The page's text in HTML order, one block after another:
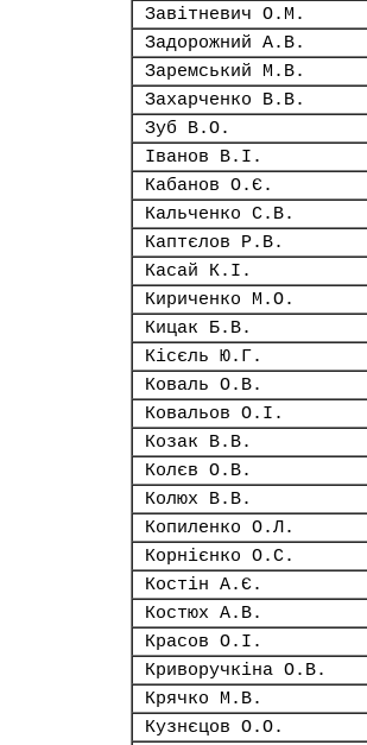
Завітневич О.М.
Задорожний А.В.
Заремський М.В.
Захарченко В.В.
Зуб В.О.
Іванов В.І.
Кабанов О.Є.
Кальченко С.В.
Каптєлов Р.В.
Касай К.І.
Кириченко М.О.
Кицак Б.В.
Кісєль Ю.Г.
Коваль О.В.
Ковальов О.І.
Козак В.В.
Колєв О.В.
Колюх В.В.
Копиленко О.Л.
Корнієнко О.С.
Костін А.Є.
Костюх А.В.
Красов О.І.
Криворучкіна О.В.
Крячко М.В.
Кузнєцов О.О.